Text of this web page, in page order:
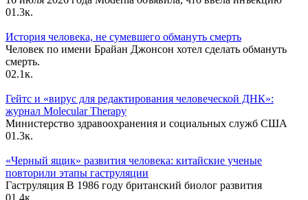
01.3к.
История человека, не сумевшего обмануть смерть
Человек по имени Брайан Джонсон хотел сделать обмануть
смерть.
02.1к.
Гейтс и «вирус для редактирования человеческой ДНК»:
журнал Molecular Therapy
Министерство здравоохранения и социальных служб США
01.3к.
«Черный ящик» развития человека: китайские ученые
повторили этапы гаструляции
Гаструляция В 1986 году британский биолог развития
01.4к.